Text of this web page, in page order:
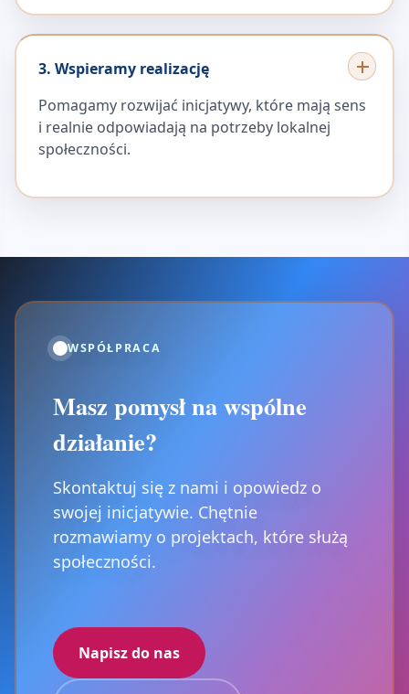
3. Wspieramy realizację
Pomagamy rozwijać inicjatywy, które mają sens
i realnie odpowiadają na potrzeby lokalnej
społeczności.
WSPÓŁPRACA
Masz pomysł na wspólne
działanie?
Skontaktuj się z nami i opowiedz o
swojej inicjatywie. Chętnie
rozmawiamy o projektach, które służą
społeczności.
Napisz do nas